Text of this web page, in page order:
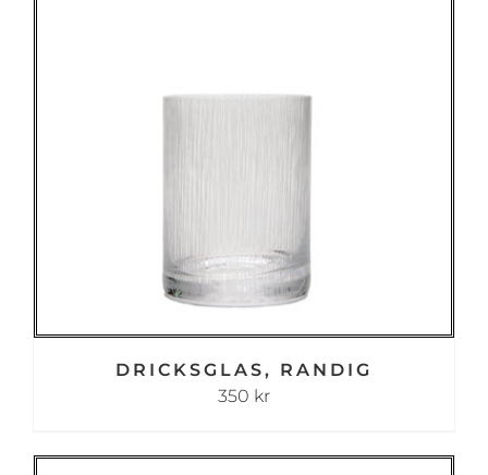
DRICKSGLAS, RANDIG
350 kr